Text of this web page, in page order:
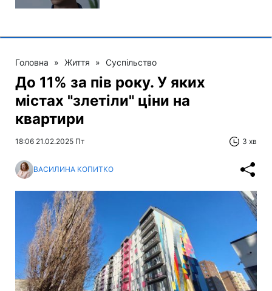
Головна » Життя » Суспільство
До 11% за пів року. У яких
містах "злетіли" ціни на
квартири
18:06 21.02.2025 Пт 3 хв
ВАСИЛИНА КОПИТКО